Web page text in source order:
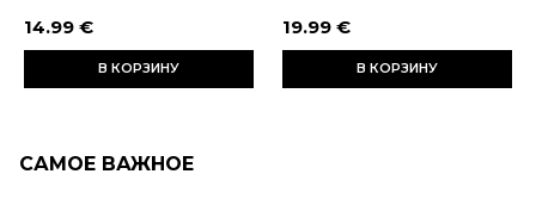
14.99 €
В КОРЗИНУ
19.99 €
В КОРЗИНУ
САМОЕ ВАЖНОЕ